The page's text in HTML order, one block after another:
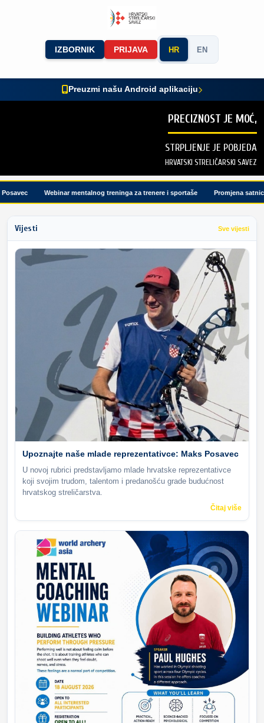
IZBORNIK PRIJAVA HR EN
Preuzmi našu Android aplikaciju
PRECIZNOST JE MOĆ,
STRPLJENJE JE POBJEDA
HRVATSKI STRELIČARSKI SAVEZ
Webinar mentalnog treninga za trenere i sportaše Promjena satnice
Vijesti Sve vijesti
Upoznajte naše mlade reprezentativce: Maks Posavec
U novoj rubrici predstavljamo mlade hrvatske reprezentativce
koji svojim trudom, talentom i predanošću grade budućnost
hrvatskog streličarstva.
Čitaj više